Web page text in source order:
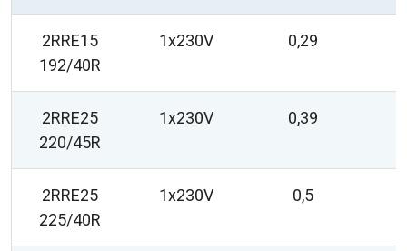
2RRE15
192/40R
1x230V 0,29
2RRE25
220/45R
1x230V 0,39
2RRE25
225/40R
1x230V 0,5